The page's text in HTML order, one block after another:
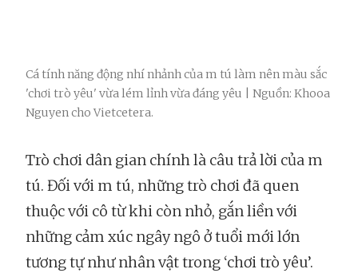
Cá tính năng động nhí nhảnh của m tú làm nên màu sắc
'chơi trò yêu' vừa lém lỉnh vừa đáng yêu | Nguồn: Khooa
Nguyen cho Vietcetera.
Trò chơi dân gian chính là câu trả lời của m
tú. Đối với m tú, những trò chơi đã quen
thuộc với cô từ khi còn nhỏ, gắn liền với
những cảm xúc ngây ngô ở tuổi mới lớn
tương tự như nhân vật trong ‘chơi trò yêu’.